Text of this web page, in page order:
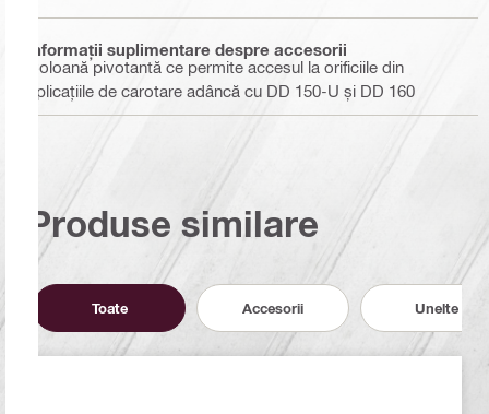
Informaţii suplimentare despre accesorii
Coloană pivotantă ce permite accesul la orificiile din
aplicațiile de carotare adâncă cu DD 150-U și DD 160
Produse similare
Toate Accesorii Unelte